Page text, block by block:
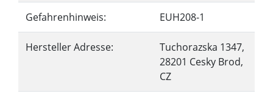
Gefahrenhinweis: EUH208-1
Hersteller Adresse:
Tuchorazska 1347,
28201 Cesky Brod,
CZ